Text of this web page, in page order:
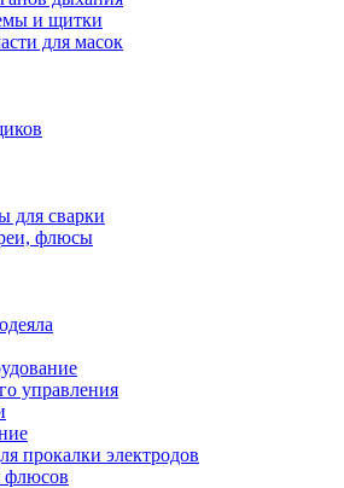
и щитки
для масок
для сварки
флюсы
управления
прокалки электродов
флюсов